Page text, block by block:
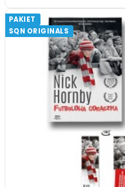
PAKIET
SQN ORIGINALS